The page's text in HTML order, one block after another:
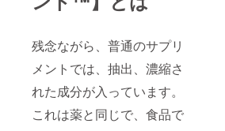
残念ながら、普通のサプリ
メントでは、抽出、濃縮さ
れた成分が入っています。
これは薬と同じで、食品で